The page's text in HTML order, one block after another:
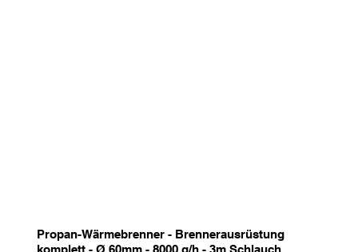
Propan-Wärmebrenner - Brennerausrüstung
komplett - Ø 60mm - 8000 g/h - 3m Schlauch